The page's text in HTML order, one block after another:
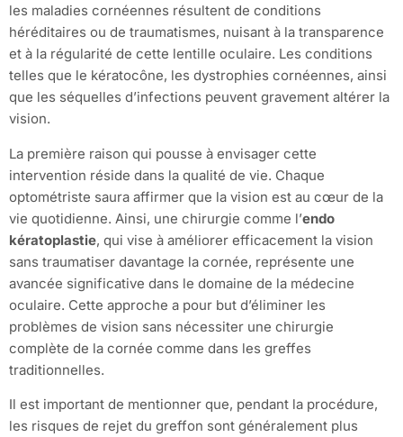
les maladies cornéennes résultent de conditions
héréditaires ou de traumatismes, nuisant à la transparence
et à la régularité de cette lentille oculaire. Les conditions
telles que le kératocône, les dystrophies cornéennes, ainsi
que les séquelles d’infections peuvent gravement altérer la
vision.
La première raison qui pousse à envisager cette
intervention réside dans la qualité de vie. Chaque
optométriste saura affirmer que la vision est au cœur de la
vie quotidienne. Ainsi, une chirurgie comme l’endo
kératoplastie, qui vise à améliorer efficacement la vision
sans traumatiser davantage la cornée, représente une
avancée significative dans le domaine de la médecine
oculaire. Cette approche a pour but d’éliminer les
problèmes de vision sans nécessiter une chirurgie
complète de la cornée comme dans les greffes
traditionnelles.
Il est important de mentionner que, pendant la procédure,
les risques de rejet du greffon sont généralement plus